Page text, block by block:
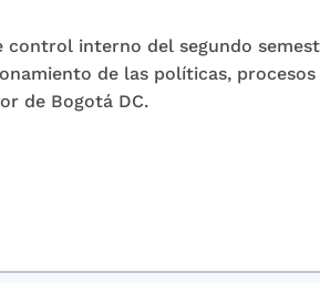
interno del segundo
de las políticas,
de Bogotá DC.